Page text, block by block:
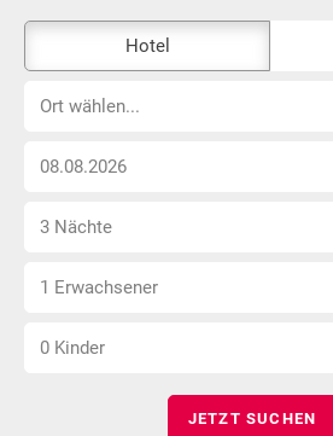
Externe-
Buchungstool
nicht
Hotel
OrtOrt wählen...
Anreise
wählen
Anzahl
wählen
3 Nächte
Anzahl
wählen
1 Erwachsener
Anzahl
0 Kinder